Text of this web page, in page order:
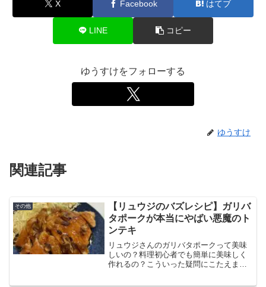
X Facebook はてブ
LINE コピー
ゆうすけをフォローする
ゆうすけ
関連記事
その他
【リュウジのバズレシピ】ガリバ
タポークが本当にやばい悪魔のト
ンテキ
リュウジさんのガリバタポークって美味
しいの？料理初心者でも簡単に美味しく
作れるの？こういった疑問にこたえま